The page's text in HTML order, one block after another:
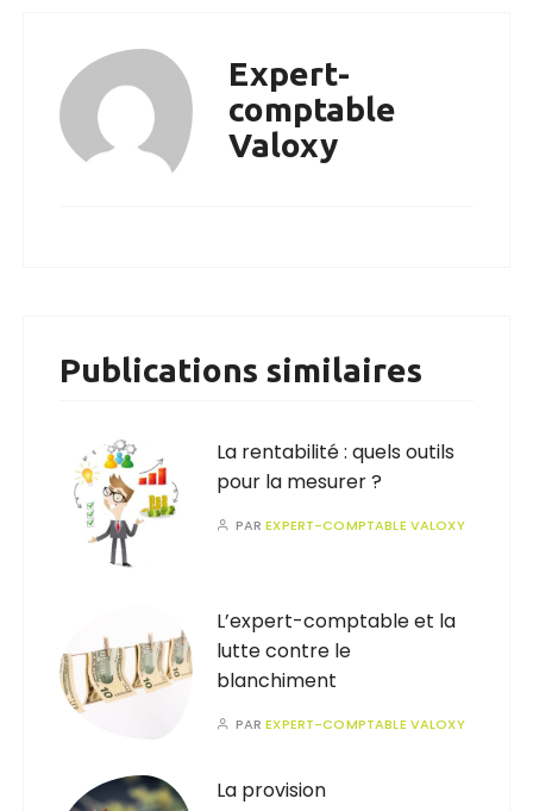
Expert-
comptable
Valoxy
Publications similaires
La rentabilité : quels outils
pour la mesurer ?
PAREXPERT-COMPTABLE VALOXY
L’expert-comptable et la
lutte contre le
blanchiment
PAREXPERT-COMPTABLE VALOXY
La provision